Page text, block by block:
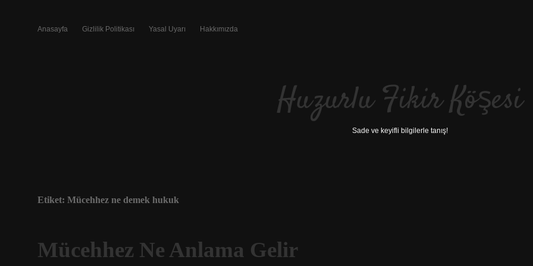
Anasayfa Gizlilik Politikası Yasal Uyarı Hakkımızda
Huzurlu Fikir Köşesi
Sade ve keyifli bilgilerle tanış!
Etiket: Mücehhez ne demek hukuk
Mücehhez Ne Anlama Gelir